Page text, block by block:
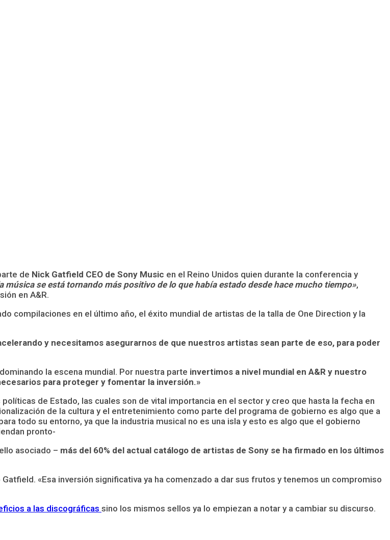
de Nick Gatfield CEO de Sony Music en el Reino Unidos quien durante la conferencia y
música se está tornando más positivo de lo que había estado desde hace mucho tiempo»,
en A&R.
compilaciones en el último año, el éxito mundial de artistas de la talla de One Direction y la
y necesitamos asegurarnos de que nuestros artistas sean parte de eso, para poder
la escena mundial. Por nuestra parte invertimos a nivel mundial en A&R y nuestro
para proteger y fomentar la inversión.»
de Estado, las cuales son de vital importancia en el sector y creo que hasta la fecha en
de la cultura y el entretenimiento como parte del programa de gobierno es algo que a
todo su entorno, ya que la industria musical no es una isla y esto es algo que el gobierno
pronto-
asociado – más del 60% del actual catálogo de artistas de Sony se ha firmado en los últimos
«Esa inversión significativa ya ha comenzado a dar sus frutos y tenemos un compromiso
a las discográficas sino los mismos sellos ya lo empiezan a notar y a cambiar su discurso.